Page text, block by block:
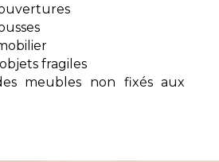
fragiles
meubles non fixés aux